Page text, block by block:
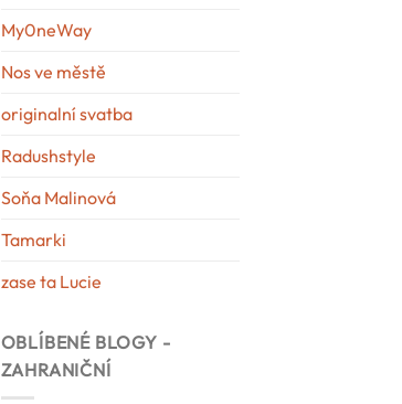
My0neWay
Nos ve městě
originalní svatba
Radushstyle
Soňa Malinová
Tamarki
zase ta Lucie
OBLÍBENÉ BLOGY -
ZAHRANIČNÍ